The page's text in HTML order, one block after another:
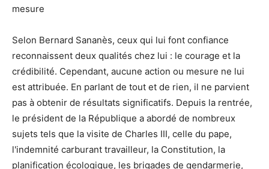
mesure
Selon Bernard Sananès, ceux qui lui font confiance
reconnaissent deux qualités chez lui : le courage et la
crédibilité. Cependant, aucune action ou mesure ne lui
est attribuée. En parlant de tout et de rien, il ne parvient
pas à obtenir de résultats significatifs. Depuis la rentrée,
le président de la République a abordé de nombreux
sujets tels que la visite de Charles III, celle du pape,
l'indemnité carburant travailleur, la Constitution, la
planification écologique, les brigades de gendarmerie,